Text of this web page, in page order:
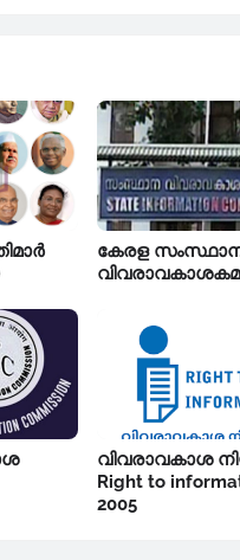
കേരള
വിവരാവകാശ
Right to
2005